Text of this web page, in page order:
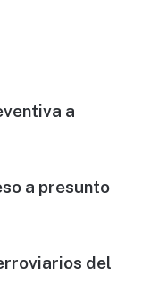
a
a presunto
del